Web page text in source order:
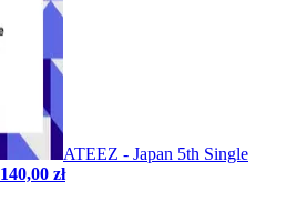
ATEEZ - Japan 5th Single
140,00 zł